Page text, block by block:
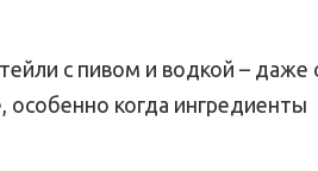
с пивом и водкой – даже
когда ингредиенты